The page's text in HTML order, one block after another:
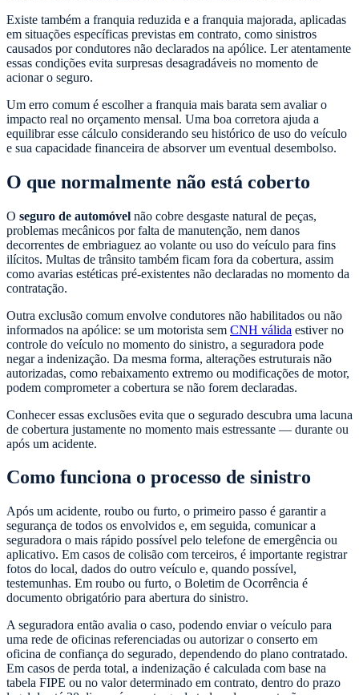
Existe também a franquia reduzida e a franquia majorada, aplicadas
em situações específicas previstas em contrato, como sinistros
causados por condutores não declarados na apólice. Ler atentamente
essas condições evita surpresas desagradáveis no momento de
acionar o seguro.
Um erro comum é escolher a franquia mais barata sem avaliar o
impacto real no orçamento mensal. Uma boa corretora ajuda a
equilibrar esse cálculo considerando seu histórico de uso do veículo
e sua capacidade financeira de absorver um eventual desembolso.
O que normalmente não está coberto
O seguro de automóvel não cobre desgaste natural de peças,
problemas mecânicos por falta de manutenção, nem danos
decorrentes de embriaguez ao volante ou uso do veículo para fins
ilícitos. Multas de trânsito também ficam fora da cobertura, assim
como avarias estéticas pré-existentes não declaradas no momento da
contratação.
Outra exclusão comum envolve condutores não habilitados ou não
informados na apólice: se um motorista sem CNH válida estiver no
controle do veículo no momento do sinistro, a seguradora pode
negar a indenização. Da mesma forma, alterações estruturais não
autorizadas, como rebaixamento extremo ou modificações de motor,
podem comprometer a cobertura se não forem declaradas.
Conhecer essas exclusões evita que o segurado descubra uma lacuna
de cobertura justamente no momento mais estressante — durante ou
após um acidente.
Como funciona o processo de sinistro
Após um acidente, roubo ou furto, o primeiro passo é garantir a
segurança de todos os envolvidos e, em seguida, comunicar a
seguradora o mais rápido possível pelo telefone de emergência ou
aplicativo. Em casos de colisão com terceiros, é importante registrar
fotos do local, dados do outro veículo e, quando possível,
testemunhas. Em roubo ou furto, o Boletim de Ocorrência é
documento obrigatório para abertura do sinistro.
A seguradora então avalia o caso, podendo enviar o veículo para
uma rede de oficinas referenciadas ou autorizar o conserto em
oficina de confiança do segurado, dependendo do plano contratado.
Em casos de perda total, a indenização é calculada com base na
tabela FIPE ou no valor determinado em contrato, dentro do prazo